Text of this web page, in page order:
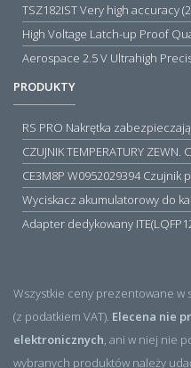
High Voltage Latch-up Proof
Aerospace 2.5 V Ultrahigh
PRODUKTY
CZUJNIK TEMPERATURY ZEWN.
Wyciskacz akumulatorowy do
Wszystkie ceny prezentowane w
(z podatkiem VAT). Elecena nie
elektronicznych, ani w niej nie
wybranych produktów należy